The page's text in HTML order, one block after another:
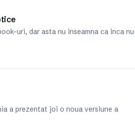
uri, dar asta nu inseamna ca inca nu
a prezentat joi o noua versiune a